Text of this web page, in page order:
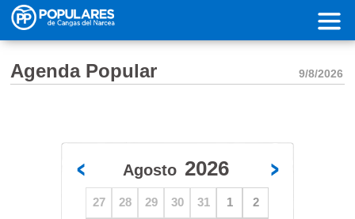
Pasar al contenido principal
Agenda Popular 9/8/2026
Agosto 2026
27 28 29 30 31 1 2